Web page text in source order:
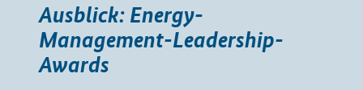
Ausblick: Energy-
Management-Leadership-
Awards